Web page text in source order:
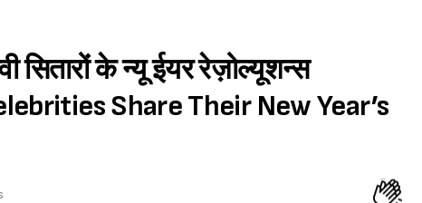
के न्यू ईयर रेज़ोल्यूशन्स
Share Their New Year’s